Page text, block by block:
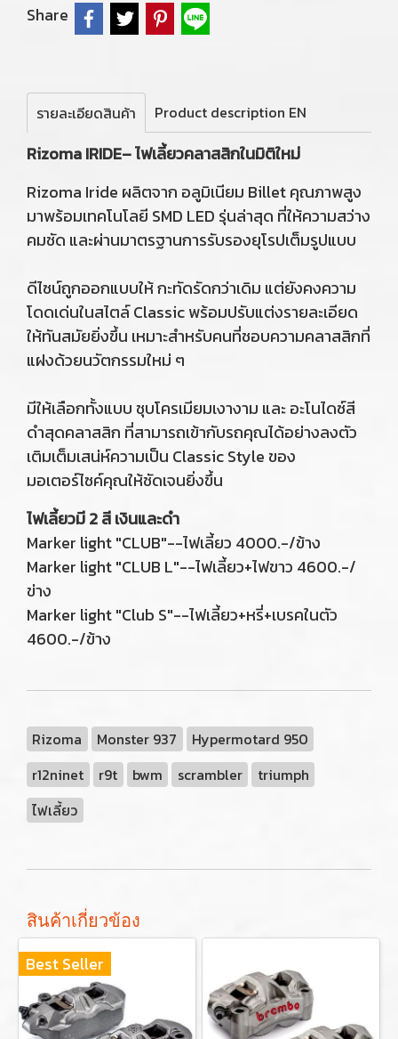
Share
รายละเอียดสินค้า Product description EN
Rizoma IRIDE– ไฟเลี้ยวคลาสสิกในมิติใหม่
Rizoma Iride ผลิตจาก อลูมิเนียม Billet คุณภาพสูง
มาพร้อมเทคโนโลยี SMD LED รุ่นล่าสุด ที่ให้ความสว่าง
คมชัด และผ่านมาตรฐานการรับรองยุโรปเต็มรูปแบบ
ดีไซน์ถูกออกแบบให้ กะทัดรัดกว่าเดิม แต่ยังคงความ
โดดเด่นในสไตล์ Classic พร้อมปรับแต่งรายละเอียด
ให้ทันสมัยยิ่งขึ้น เหมาะสำหรับคนที่ชอบความคลาสสิกที่
แฝงด้วยนวัตกรรมใหม่ ๆ
มีให้เลือกทั้งแบบ ชุบโครเมียมเงางาม และ อะโนไดซ์สี
ดำสุดคลาสสิก ที่สามารถเข้ากับรถคุณได้อย่างลงตัว
เติมเต็มเสน่ห์ความเป็น Classic Style ของ
มอเตอร์ไซค์คุณให้ชัดเจนยิ่งขึ้น
ไฟเลี้ยวมี 2 สี เงินและดำ
Marker light "CLUB"--ไฟเลี้ยว 4000.-/ข้าง
Marker light "CLUB L"--ไฟเลี้ยว+ไฟขาว 4600.-/
ข่าง
Marker light "Club S"--ไฟเลี้ยว+หรี่+เบรคในตัว
4600.-/ข้าง
Rizoma Monster 937
Hypermotard 950
r12ninet
r9t bwm scrambler
triumph
ไฟเลี้ยว
สินค้าเกี่ยวข้อง
Best Seller